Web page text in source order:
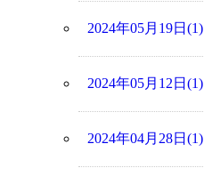
2024年05月19日(1)
2024年05月12日(1)
2024年04月28日(1)